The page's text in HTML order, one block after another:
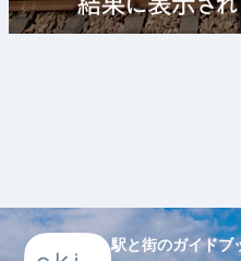
駅と街のガイドブ